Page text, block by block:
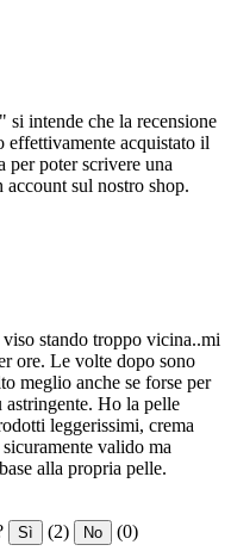
intende che la recensione
effettivamente acquistato il
per poter scrivere una
account sul nostro shop.
stando troppo vicina..mi
ore. Le volte dopo sono
meglio anche se forse per
astringente. Ho la pelle
leggerissimi, crema
valido ma
alla propria pelle.
Sì (2) No (0)